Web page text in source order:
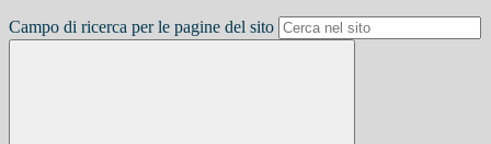
Campo di ricerca per le pagine del sito